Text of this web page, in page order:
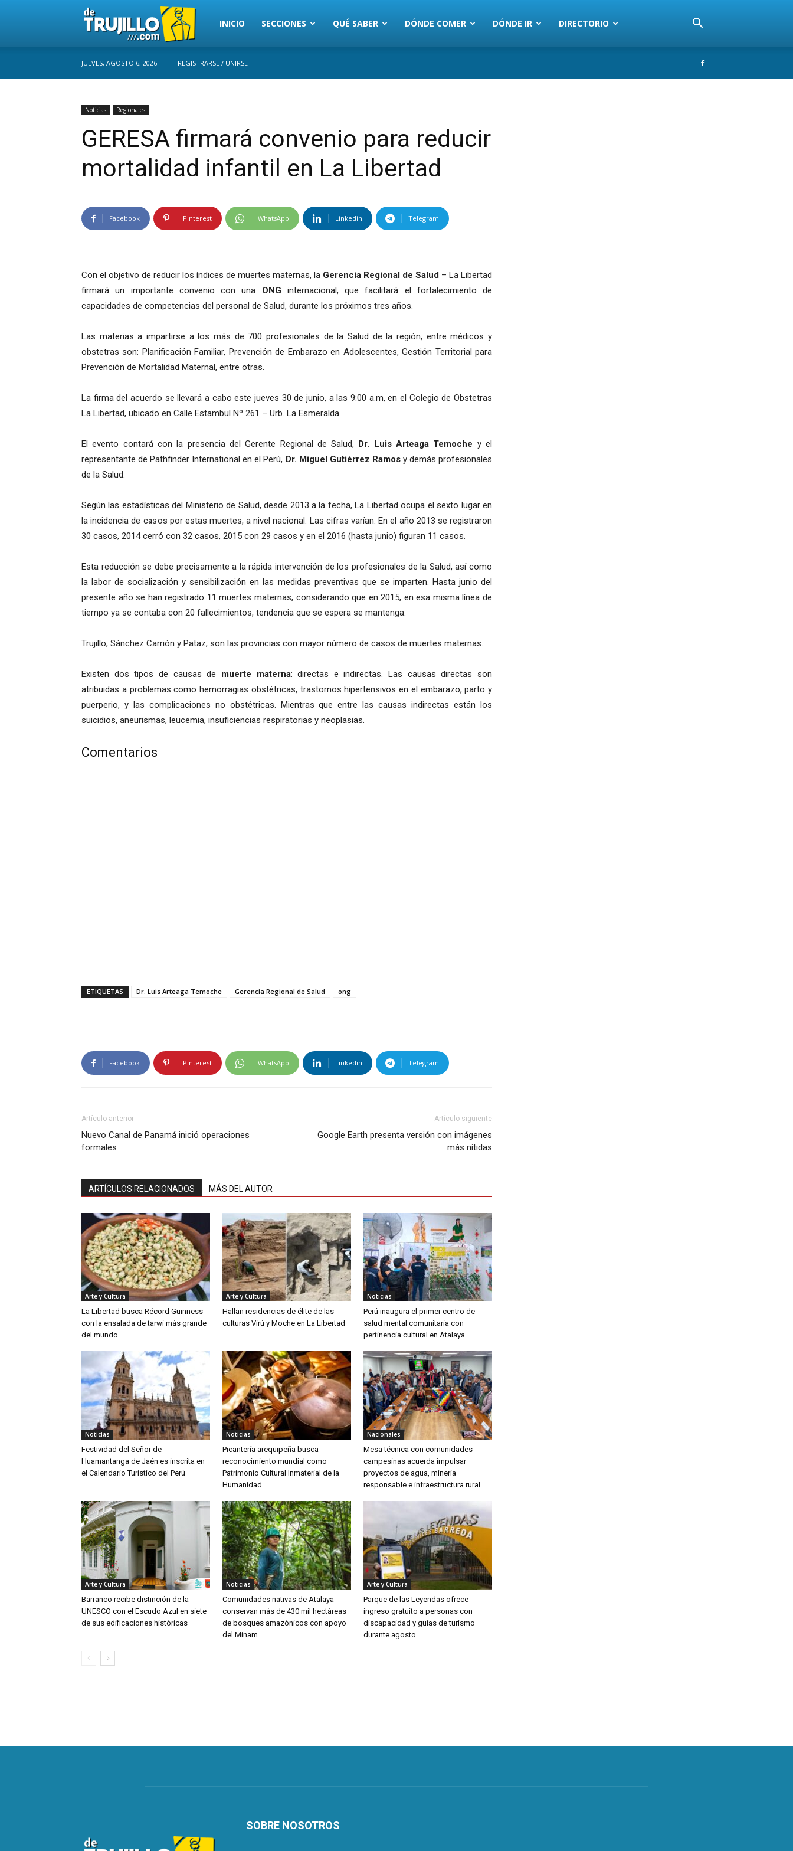
Trujillo
INICIO SECCIONES QUÉ SABER DÓNDE COMER DÓNDE IR DIRECTORIO
JUEVES, AGOSTO 6, 2026 REGISTRARSE / UNIRSE
Noticias Regionales
GERESA firmará convenio para reducir
mortalidad infantil en La Libertad
Facebook Pinterest WhatsApp Linkedin Telegram
Con el objetivo de reducir los índices de muertes maternas, la Gerencia Regional de Salud – La Libertad
firmará un importante convenio con una ONG internacional, que facilitará el fortalecimiento de
capacidades de competencias del personal de Salud, durante los próximos tres años.
Las materias a impartirse a los más de 700 profesionales de la Salud de la región, entre médicos y
obstetras son: Planificación Familiar, Prevención de Embarazo en Adolescentes, Gestión Territorial para
Prevención de Mortalidad Maternal, entre otras.
La firma del acuerdo se llevará a cabo este jueves 30 de junio, a las 9:00 a.m, en el Colegio de Obstetras
La Libertad, ubicado en Calle Estambul Nº 261 – Urb. La Esmeralda.
El evento contará con la presencia del Gerente Regional de Salud, Dr. Luis Arteaga Temoche y el
representante de Pathfinder International en el Perú, Dr. Miguel Gutiérrez Ramosy demás profesionales
de la Salud.
Según las estadísticas del Ministerio de Salud, desde 2013 a la fecha, La Libertad ocupa el sexto lugar en
la incidencia de casos por estas muertes, a nivel nacional. Las cifras varían: En el año 2013 se registraron
30 casos, 2014 cerró con 32 casos, 2015 con 29 casos y en el 2016 (hasta junio) figuran 11 casos.
Esta reducción se debe precisamente a la rápida intervención de los profesionales de la Salud, así como
la labor de socialización y sensibilización en las medidas preventivas que se imparten. Hasta junio del
presente año se han registrado 11 muertes maternas, considerando que en 2015, en esa misma línea de
tiempo ya se contaba con 20 fallecimientos, tendencia que se espera se mantenga.
Trujillo, Sánchez Carrión y Pataz, son las provincias con mayor número de casos de muertes maternas.
Existen dos tipos de causas de muerte materna: directas e indirectas. Las causas directas son
atribuidas a problemas como hemorragias obstétricas, trastornos hipertensivos en el embarazo, parto y
puerperio, y las complicaciones no obstétricas. Mientras que entre las causas indirectas están los
suicidios, aneurismas, leucemia, insuficiencias respiratorias y neoplasias.
Comentarios
ETIQUETAS Dr. Luis Arteaga Temoche Gerencia Regional de Salud ong
Facebook Pinterest WhatsApp Linkedin Telegram
Artículo anterior
Nuevo Canal de Panamá inició operaciones
formales
Artículo siguiente
Google Earth presenta versión con imágenes
más nítidas
ARTÍCULOS RELACIONADOS MÁS DEL AUTOR
Arte y Cultura
La Libertad busca Récord Guinness
con la ensalada de tarwi más grande
del mundo
Arte y Cultura
Hallan residencias de élite de las
culturas Virú y Moche en La Libertad
Noticias
Perú inaugura el primer centro de
salud mental comunitaria con
pertinencia cultural en Atalaya
Noticias
Festividad del Señor de
Huamantanga de Jaén es inscrita en
el Calendario Turístico del Perú
Noticias
Picantería arequipeña busca
reconocimiento mundial como
Patrimonio Cultural Inmaterial de la
Humanidad
Nacionales
Mesa técnica con comunidades
campesinas acuerda impulsar
proyectos de agua, minería
responsable e infraestructura rural
Arte y Cultura
Barranco recibe distinción de la
UNESCO con el Escudo Azul en siete
de sus edificaciones históricas
Noticias
Comunidades nativas de Atalaya
conservan más de 430 mil hectáreas
de bosques amazónicos con apoyo
del Minam
Arte y Cultura
Parque de las Leyendas ofrece
ingreso gratuito a personas con
discapacidad y guías de turismo
durante agosto
SOBRE NOSOTROS